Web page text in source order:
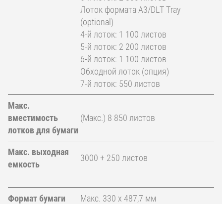
Лоток формата A3/DLT Tray
(optional)
4-й лоток: 1 100 листов
5-й лоток: 2 200 листов
6-й лоток: 1 100 листов
Обходной лоток (опция)
7-й лоток: 550 листов
Макс.
вместимость
лотков для бумаги
(Макс.) 8 850 листов
Макс. выходная
емкость
3000 + 250 листов
Формат бумаги Макс. 330 x 487,7 мм